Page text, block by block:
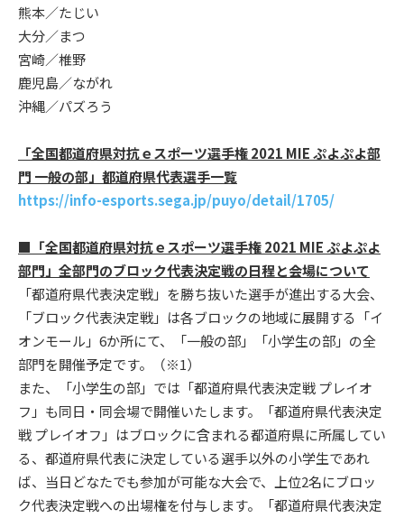
熊本／たじい
大分／まつ
宮崎／椎野
鹿児島／ながれ
沖縄／パズろう
「全国都道府県対抗ｅスポーツ選手権 2021 MIE ぷよぷよ部
門 一般の部」都道府県代表選手一覧
https://info-esports.sega.jp/puyo/detail/1705/
■「全国都道府県対抗ｅスポーツ選手権 2021 MIE ぷよぷよ
部門」全部門のブロック代表決定戦の日程と会場について
「都道府県代表決定戦」を勝ち抜いた選手が進出する大会、
「ブロック代表決定戦」は各ブロックの地域に展開する「イ
オンモール」6か所にて、「一般の部」「小学生の部」の全
部門を開催予定です。（※1）
また、「小学生の部」では「都道府県代表決定戦 プレイオ
フ」も同日・同会場で開催いたします。「都道府県代表決定
戦 プレイオフ」はブロックに含まれる都道府県に所属してい
る、都道府県代表に決定している選手以外の小学生であれ
ば、当日どなたでも参加が可能な大会で、上位2名にブロッ
ク代表決定戦への出場権を付与します。「都道府県代表決定